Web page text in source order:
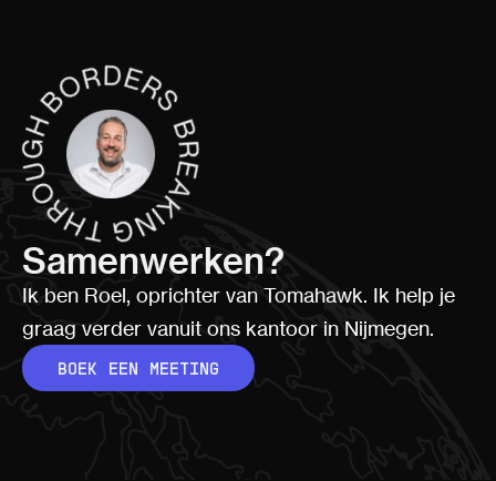
Samenwerken?
Ik ben Roel, oprichter van Tomahawk. Ik help je
graag verder vanuit ons kantoor in Nijmegen.
BOEK EEN MEETING